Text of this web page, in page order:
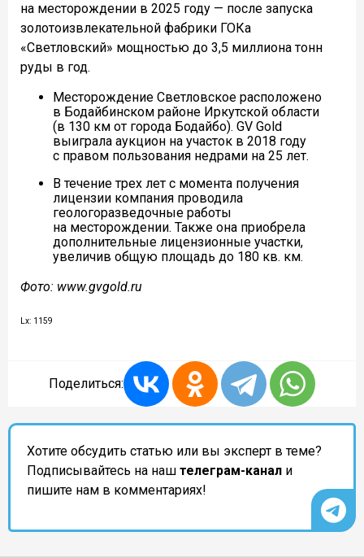
на месторождении в 2025 году — после запуска
золотоизвлекательной фабрики ГОКа
«Светловский» мощностью до 3,5 миллиона тонн
руды в год.
Месторождение Светловское расположено
в Бодайбинском районе Иркутской области
(в 130 км от города Бодайбо). GV Gold
выиграла аукцион на участок в 2018 году
с правом пользования недрами на 25 лет.
В течение трех лет с момента получения
лицензии компания проводила
геологоразведочные работы
на месторождении. Также она приобрела
дополнительные лицензионные участки,
увеличив общую площадь до 180 кв. км.
Фото: www.gvgold.ru
Lx: 1159
Поделиться:
Хотите обсудить статью или вы эксперт в теме?
Подписывайтесь на наш телеграм-канал и
пишите нам в комментариях!